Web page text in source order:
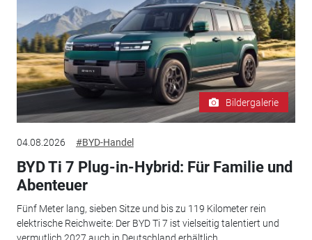
Bildergalerie
04.08.2026 #BYD-Handel
BYD Ti 7 Plug-in-Hybrid: Für Familie und
Abenteuer
Fünf Meter lang, sieben Sitze und bis zu 119 Kilometer rein
elektrische Reichweite: Der BYD Ti 7 ist vielseitig talentiert und